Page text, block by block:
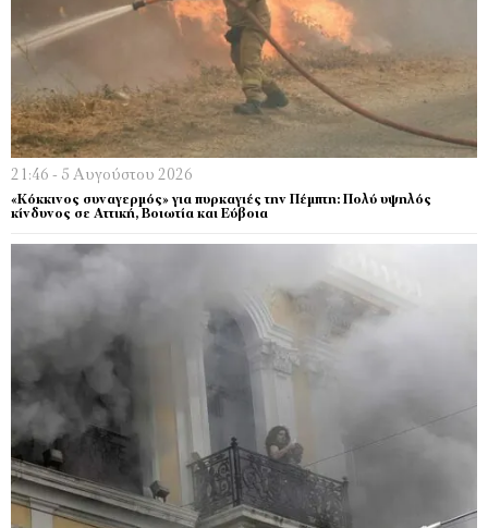
21:46 - 5 Αυγούστου 2026
«Κόκκινος συναγερμός» για πυρκαγιές την Πέμπτη: Πολύ υψηλός
κίνδυνος σε Αττική, Βοιωτία και Εύβοια